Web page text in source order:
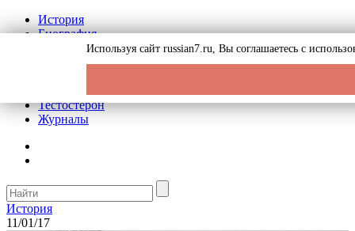
История
Биография
Криминал
Реклама на сайте
Тестостерон
Журналы
История
11/01/17
Используя сайт russian7.ru, Вы соглашаетесь с